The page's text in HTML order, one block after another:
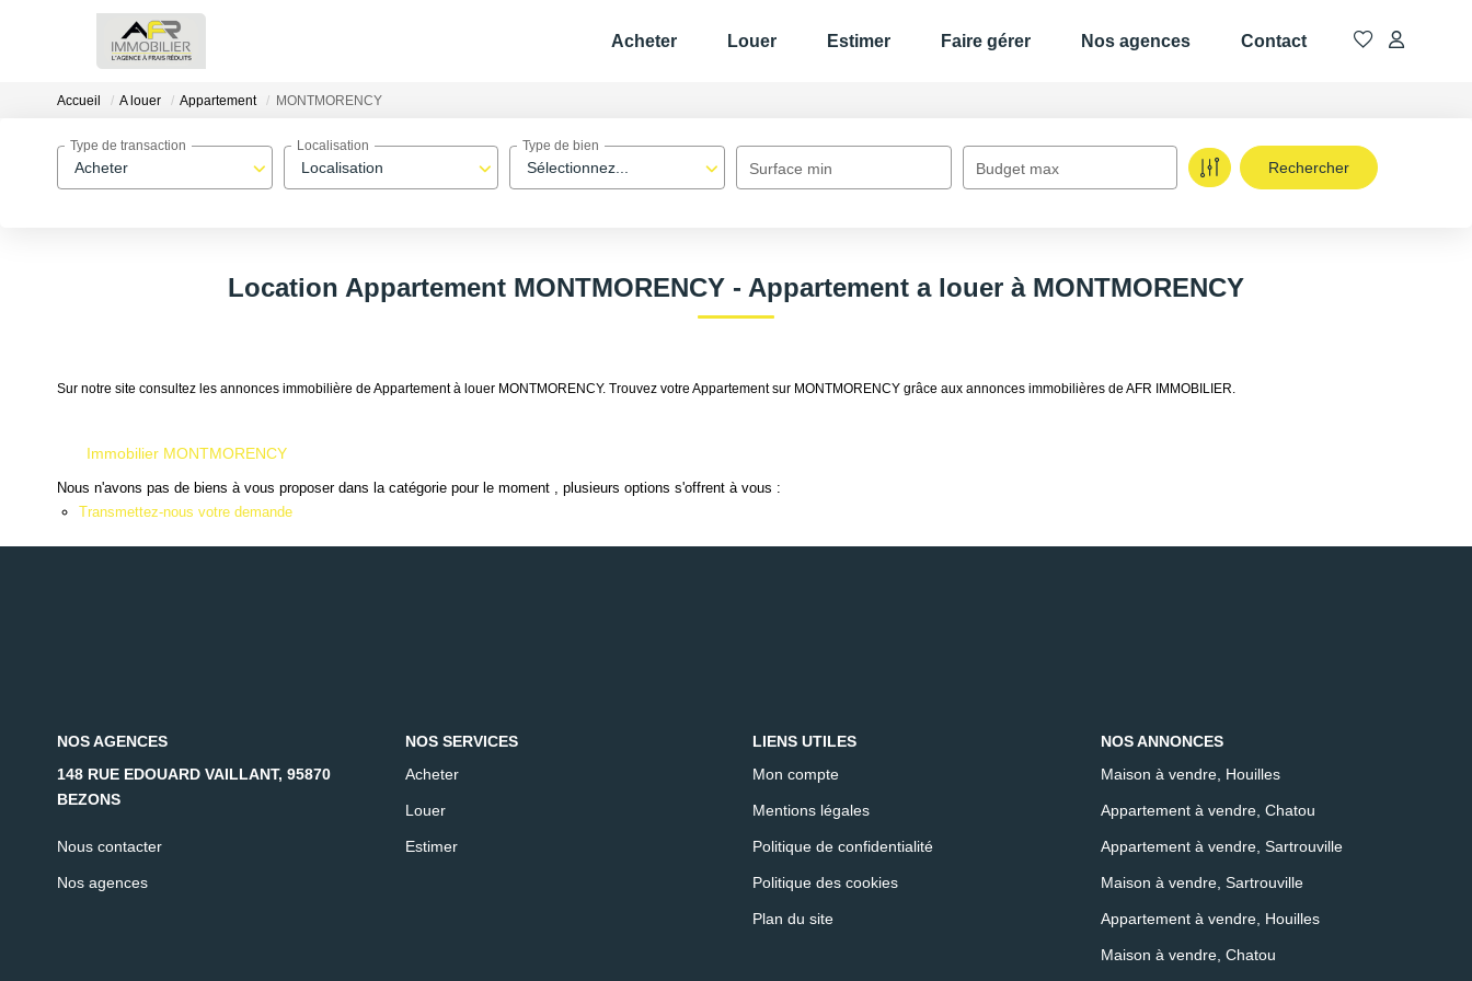
Acheter Louer Estimer Faire gérer Nos agences Contact
Accueil A louer Appartement MONTMORENCY
Acheter
Type de transaction
Localisation
Localisation
Sélectionnez...
Type de bien
Surface min Budget max
Location Appartement MONTMORENCY - Appartement a louer à MONTMORENCY
Sur notre site consultez les annonces immobilière de Appartement à louer MONTMORENCY. Trouvez votre Appartement sur MONTMORENCY grâce aux annonces immobilières de AFR IMMOBILIER.
Immobilier MONTMORENCY
Nous n'avons pas de biens à vous proposer dans la catégorie pour le moment , plusieurs options s'offrent à vous :
Transmettez-nous votre demande
NOS AGENCES
148 RUE EDOUARD VAILLANT, 95870
BEZONS
Nous contacter
Nos agences
NOS SERVICES
Acheter
Louer
Estimer
LIENS UTILES
Mon compte
Mentions légales
Politique de confidentialité
Politique des cookies
Plan du site
NOS ANNONCES
Maison à vendre, Houilles
Appartement à vendre, Chatou
Appartement à vendre, Sartrouville
Maison à vendre, Sartrouville
Appartement à vendre, Houilles
Maison à vendre, Chatou